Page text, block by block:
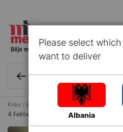
Kreu Blog & Ide
JU TREGOJME SI
4 fakte që nuk i keni ditur për orkidetë
Please select
want to deliver
Albania